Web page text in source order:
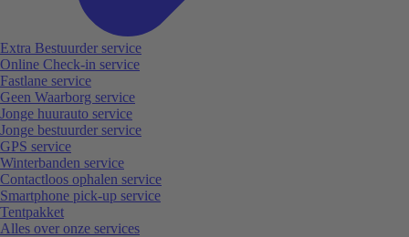
Extra Bestuurder service
Online Check-in service
Fastlane service
Geen Waarborg service
Jonge huurauto service
Jonge bestuurder service
GPS service
Winterbanden service
Contactloos ophalen service
Smartphone pick-up service
Tentpakket
Alles over onze services